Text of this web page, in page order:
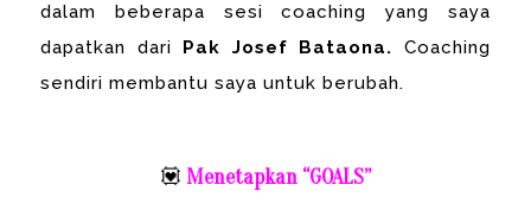
dalam beberapa sesi coaching yang saya
dapatkan dari
Pak Josef Bataona.
Coaching
sendiri membantu saya untuk berubah.
💟 Menetapkan “GOALS”